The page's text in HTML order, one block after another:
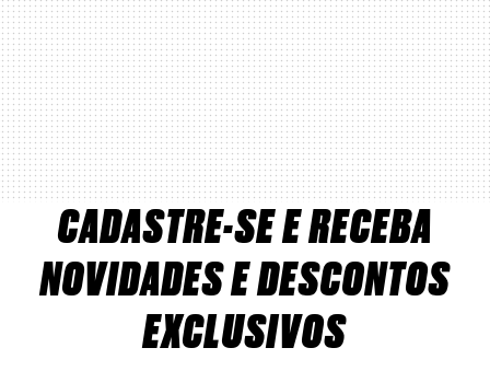
CADASTRE-SE E RECEBA
NOVIDADES E DESCONTOS
EXCLUSIVOS